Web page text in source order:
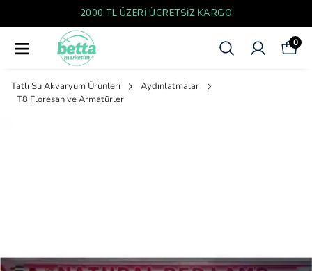
YENI SEZON ÜRÜNLER
0
Tatlı Su Akvaryum Ürünleri
Aydınlatmalar
T8 Floresan ve Armatürler